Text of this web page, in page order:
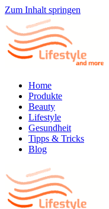
Zum Inhalt springen
Home
Produkte
Beauty
Lifestyle
Gesundheit
Tipps & Tricks
Blog